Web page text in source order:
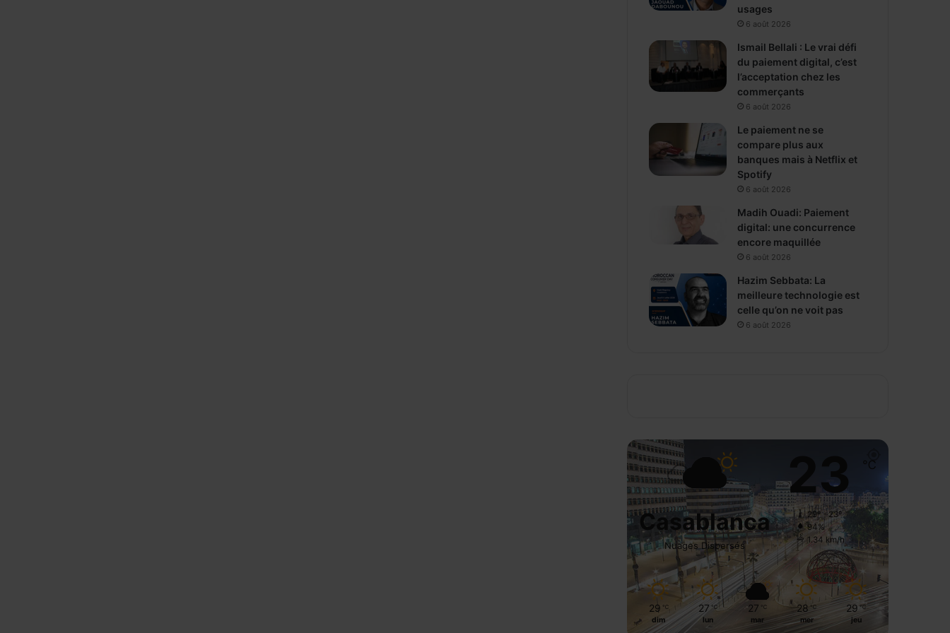
usages
6 août 2026
Ismail Bellali : Le vrai défi
du paiement digital, c’est
l’acceptation chez les
commerçants
6 août 2026
Le paiement ne se
compare plus aux
banques mais à Netflix et
Spotify
6 août 2026
Madih Ouadi: Paiement
digital: une concurrence
encore maquillée
6 août 2026
Hazim Sebbata: La
meilleure technologie est
celle qu’on ne voit pas
6 août 2026
Casablanca
Nuages Dispersés
23 ℃
29º - 23º
94%
1.34 km/h
29 ℃
dim
27 ℃
lun
27 ℃
mar
28 ℃
mer
29 ℃
jeu